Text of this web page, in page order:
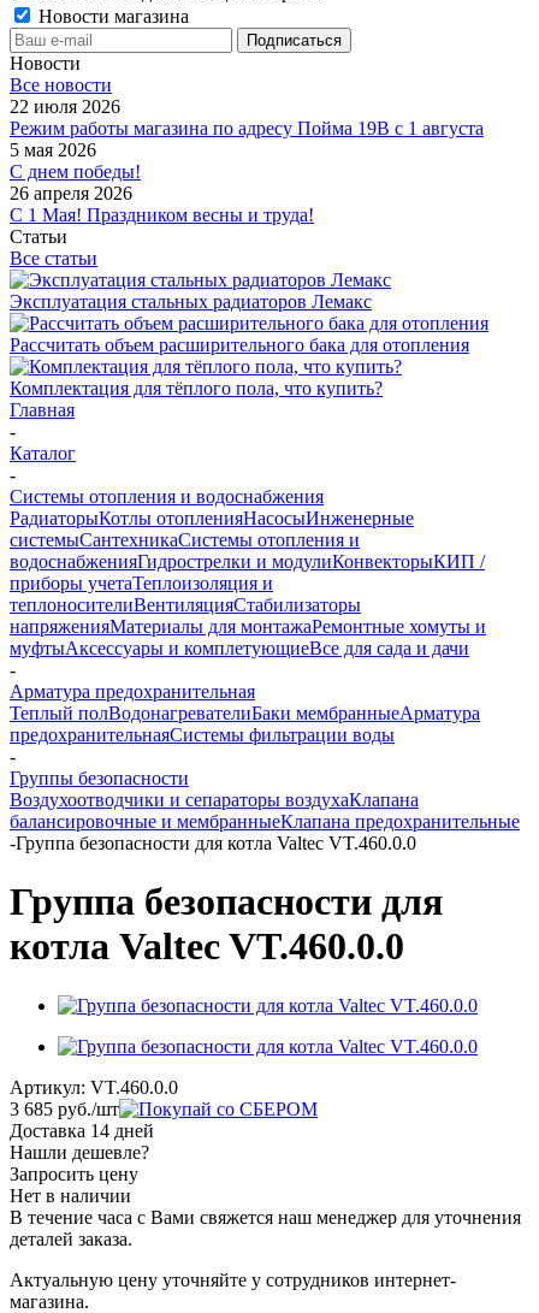
Новости магазина
Новости
Все новости
22 июля 2026
Режим работы магазина по адресу Пойма 19В с 1 августа
5 мая 2026
С днем победы!
26 апреля 2026
С 1 Мая! Праздником весны и труда!
Статьи
Все статьи
Эксплуатация стальных радиаторов Лемакс
Рассчитать объем расширительного бака для отопления
Комплектация для тёплого пола, что купить?
Главная
-
Каталог
-
Системы отопления и водоснабжения
РадиаторыКотлы отопленияНасосыИнженерные
системыСантехникаСистемы отопления и
водоснабженияГидрострелки и модулиКонвекторыКИП /
приборы учетаТеплоизоляция и
теплоносителиВентиляцияСтабилизаторы
напряженияМатериалы для монтажаРемонтные хомуты и
муфтыАксессуары и комплетующиеВсе для сада и дачи
-
Арматура предохранительная
Теплый полВодонагревателиБаки мембранныеАрматура
предохранительнаяСистемы фильтрации воды
-
Группы безопасности
Воздухоотводчики и сепараторы воздухаКлапана
балансировочные и мембранныеКлапана предохранительные
-Группа безопасности для котла Valtec VT.460.0.0
Группа безопасности для
котла Valtec VT.460.0.0
Артикул: VT.460.0.0
3 685 руб./шт
Доставка 14 дней
Нашли дешевле?
Запросить цену
Нет в наличии
В течение часа с Вами свяжется наш менеджер для уточнения
деталей заказа.
Актуальную цену уточняйте у сотрудников интернет-
магазина.